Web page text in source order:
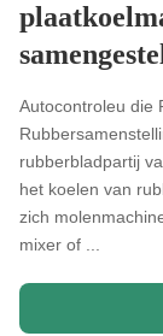
Autocontroleu die
rubberbladpartij
het koelen van
zich
mixer of ...